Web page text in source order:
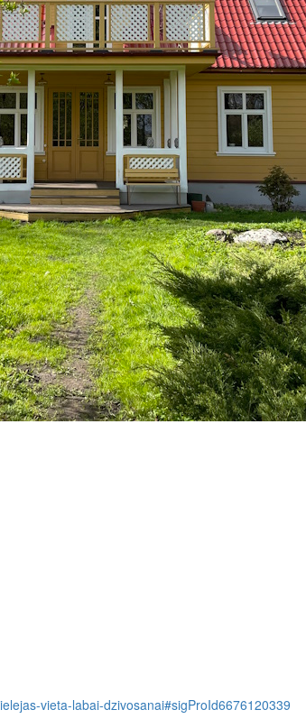
vieta-labai-dzivosanai#sigProId6676120339